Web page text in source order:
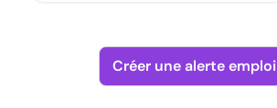
Créer une alerte emploi